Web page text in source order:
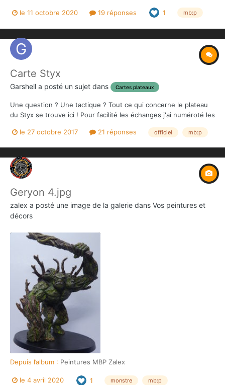
pas assez d'avis. Je vous invite donc à aller mettre un avis à ce
le 11 octobre 2020 19 réponses 1 mb:p
Carte Styx
Garshell a posté un sujet dans Cartes plateaux
Une question ? Une tactique ? Tout ce qui concerne le plateau
du Styx se trouve ici ! Pour facilité les échanges j'ai numéroté les
le 27 octobre 2017
21 réponses officiel mb:p
Geryon 4.jpg
zalex a posté une image de la galerie dans Vos peintures et
décors
Depuis l’album : Peintures MBP Zalex
le 4 avril 2020 1 monstre mb:p